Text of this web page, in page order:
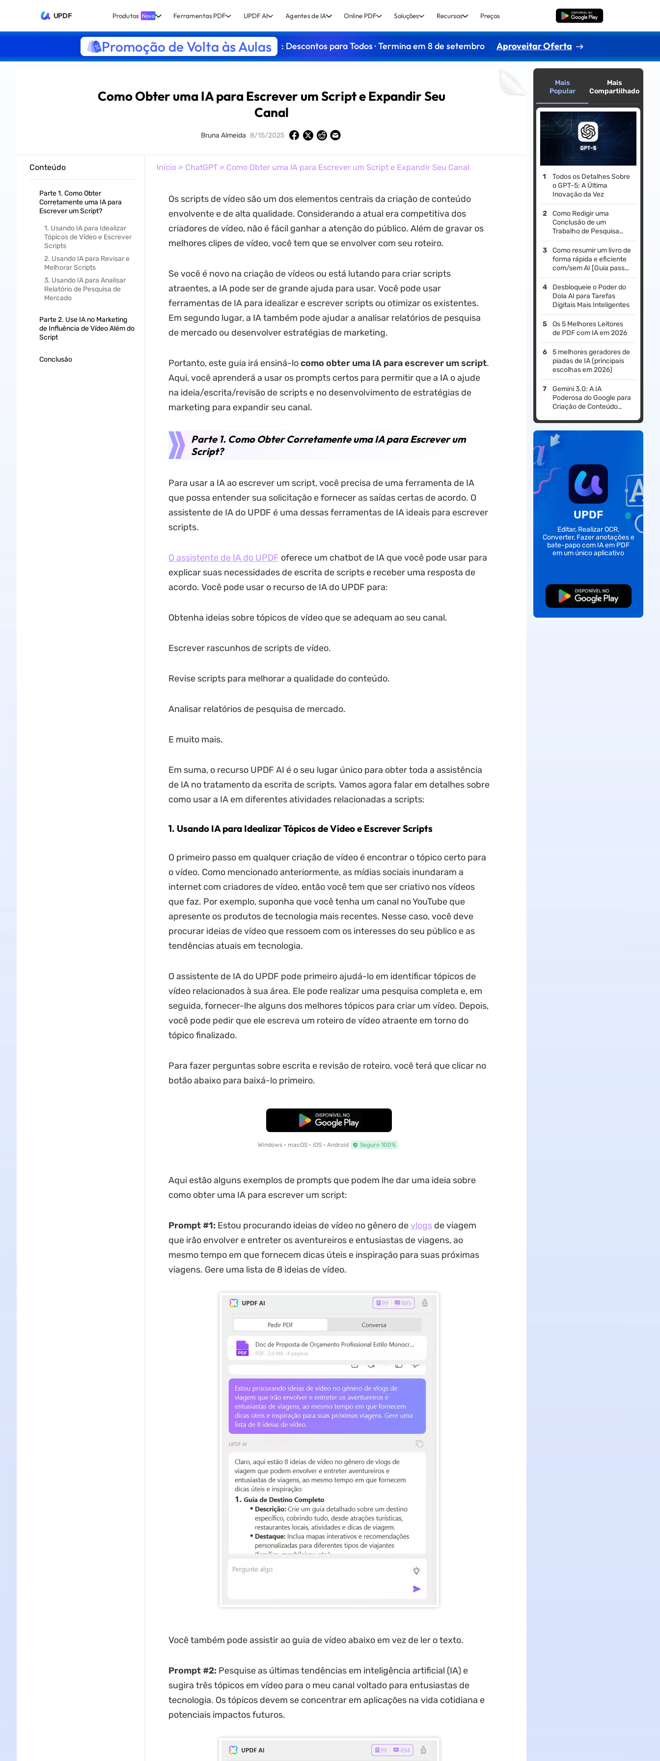
UPDF Produtos Novo Ferramentas PDF UPDF AI Agentes de IA Online PDF Soluções Recursos Preços Baixar Grátis
Promoção de Volta às Aulas : Descontos para Todos · Termina em 8 de setembro Aproveitar Oferta
Como Obter uma IA para Escrever um Script e Expandir Seu
Canal
Bruna Almeida 8/15/2025
Conteúdo
Parte 1. Como Obter
Corretamente uma IA para
Escrever um Script?
1. Usando IA para Idealizar
Tópicos de Vídeo e Escrever
Scripts
2. Usando IA para Revisar e
Melhorar Scripts
3. Usando IA para Analisar
Relatório de Pesquisa de
Mercado
Parte 2. Use IA no Marketing
de Influência de Vídeo Além do
Script
Conclusão
Início» ChatGPT» Como Obter uma IA para Escrever um Script e Expandir Seu Canal
Os scripts de vídeo são um dos elementos centrais da criação de conteúdo
envolvente e de alta qualidade. Considerando a atual era competitiva dos
criadores de vídeo, não é fácil ganhar a atenção do público. Além de gravar os
melhores clipes de vídeo, você tem que se envolver com seu roteiro.
Se você é novo na criação de vídeos ou está lutando para criar scripts
atraentes, a IA pode ser de grande ajuda para usar. Você pode usar
ferramentas de IA para idealizar e escrever scripts ou otimizar os existentes.
Em segundo lugar, a IA também pode ajudar a analisar relatórios de pesquisa
de mercado ou desenvolver estratégias de marketing.
Portanto, este guia irá ensiná-locomo obter uma IA para escrever um script.
Aqui, você aprenderá a usar os prompts certos para permitir que a IA o ajude
na ideia/escrita/revisão de scripts e no desenvolvimento de estratégias de
marketing para expandir seu canal.
Parte 1. Como Obter Corretamente uma IA para Escrever um
Script?
Para usar a IA ao escrever um script, você precisa de uma ferramenta de IA
que possa entender sua solicitação e fornecer as saídas certas de acordo. O
assistente de IA do UPDF é uma dessas ferramentas de IA ideais para escrever
scripts.
O assistente de IA do UPDF oferece um chatbot de IA que você pode usar para
explicar suas necessidades de escrita de scripts e receber uma resposta de
acordo. Você pode usar o recurso de IA do UPDF para:
Obtenha ideias sobre tópicos de vídeo que se adequam ao seu canal.
Escrever rascunhos de scripts de vídeo.
Revise scripts para melhorar a qualidade do conteúdo.
Analisar relatórios de pesquisa de mercado.
E muito mais.
Em suma, o recurso UPDF AI é o seu lugar único para obter toda a assistência
de IA no tratamento da escrita de scripts. Vamos agora falar em detalhes sobre
como usar a IA em diferentes atividades relacionadas a scripts:
1. Usando IA para Idealizar Tópicos de Vídeo e Escrever Scripts
O primeiro passo em qualquer criação de vídeo é encontrar o tópico certo para
o vídeo. Como mencionado anteriormente, as mídias sociais inundaram a
internet com criadores de vídeo, então você tem que ser criativo nos vídeos
que faz. Por exemplo, suponha que você tenha um canal no YouTube que
apresente os produtos de tecnologia mais recentes. Nesse caso, você deve
procurar ideias de vídeo que ressoem com os interesses do seu público e as
tendências atuais em tecnologia.
O assistente de IA do UPDF pode primeiro ajudá-lo em identificar tópicos de
vídeo relacionados à sua área. Ele pode realizar uma pesquisa completa e, em
seguida, fornecer-lhe alguns dos melhores tópicos para criar um vídeo. Depois,
você pode pedir que ele escreva um roteiro de vídeo atraente em torno do
tópico finalizado.
Para fazer perguntas sobre escrita e revisão de roteiro, você terá que clicar no
botão abaixo para baixá-lo primeiro.
Baixar Grátis
Windows • macOS • iOS • Android Seguro 100%
Aqui estão alguns exemplos de prompts que podem lhe dar uma ideia sobre
como obter uma IA para escrever um script:
Prompt #1: Estou procurando ideias de vídeo no gênero devlogsde viagem
que irão envolver e entreter os aventureiros e entusiastas de viagens, ao
mesmo tempo em que fornecem dicas úteis e inspiração para suas próximas
viagens. Gere uma lista de 8 ideias de vídeo.
Você também pode assistir ao guia de vídeo abaixo em vez de ler o texto.
Prompt #2: Pesquise as últimas tendências em inteligência artificial (IA) e
sugira três tópicos em vídeo para o meu canal voltado para entusiastas de
tecnologia. Os tópicos devem se concentrar em aplicações na vida cotidiana e
potenciais impactos futuros.
Mais
Popular
Mais
Compartilhado
Todos os Detalhes Sobre
o GPT-5: A Última
Inovação da Vez
Como Redigir uma
Conclusão de um
Trabalho de Pesquisa
Facilmente(IA e Métodos
Comuns)
Como resumir um livro de
forma rápida e eficiente
com/sem AI [Guia passo
a passo]
Desbloqueie o Poder do
Dola AI para Tarefas
Digitais Mais Inteligentes
Os 5 Melhores Leitores
de PDF com IA em 2026
5 melhores geradores de
piadas de IA (principais
escolhas em 2026)
Gemini 3.0: A IA
Poderosa do Google para
Criação de Conteúdo
UPDF
Editar, Realizar OCR,
Converter, Fazer anotações e
bate-papo com IA em PDF
em um único aplicativo
Baixar Grátis